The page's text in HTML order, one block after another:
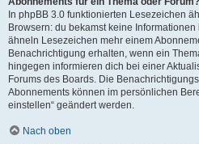
In phpBB 3.0 funktionierten Lesezeichen
Browsern: du bekamst keine
ähneln Lesezeichen mehr einem
Benachrichtigung erhalten, wenn ein
hingegen informieren dich bei einer
Forums des Boards. Die
Abonnements können im persönlichen
einstellen“ geändert werden.
Nach oben